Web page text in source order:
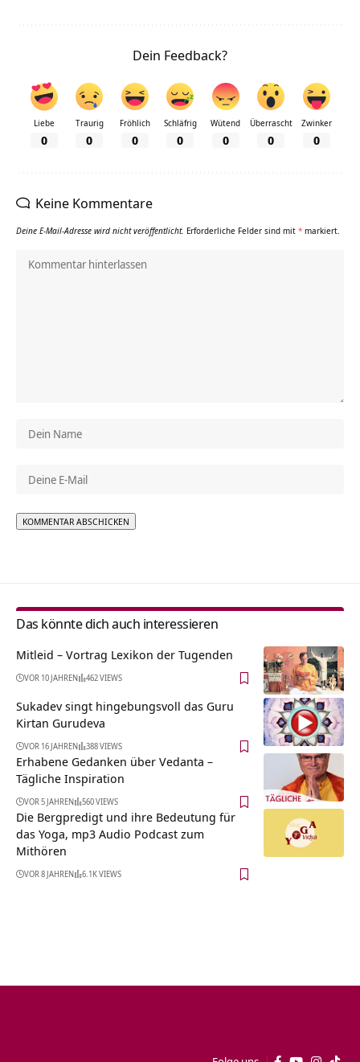
Dein Feedback?
Liebe
0
Traurig
0
Fröhlich
0
Schläfrig
0
Wütend
0
Überrascht
0
Zwinker
0
Keine Kommentare
Deine E-Mail-Adresse wird nicht veröffentlicht. Erforderliche Felder sind mit * markiert.
Das könnte dich auch interessieren
Mitleid – Vortrag Lexikon der Tugenden
VOR 10 JAHREN 462 VIEWS
Sukadev singt hingebungsvoll das Guru
Kirtan Gurudeva
VOR 16 JAHREN 388 VIEWS
Erhabene Gedanken über Vedanta –
Tägliche Inspiration
VOR 5 JAHREN 560 VIEWS
Die Bergpredigt und ihre Bedeutung für
das Yoga, mp3 Audio Podcast zum
Mithören
VOR 8 JAHREN 6.1K VIEWS